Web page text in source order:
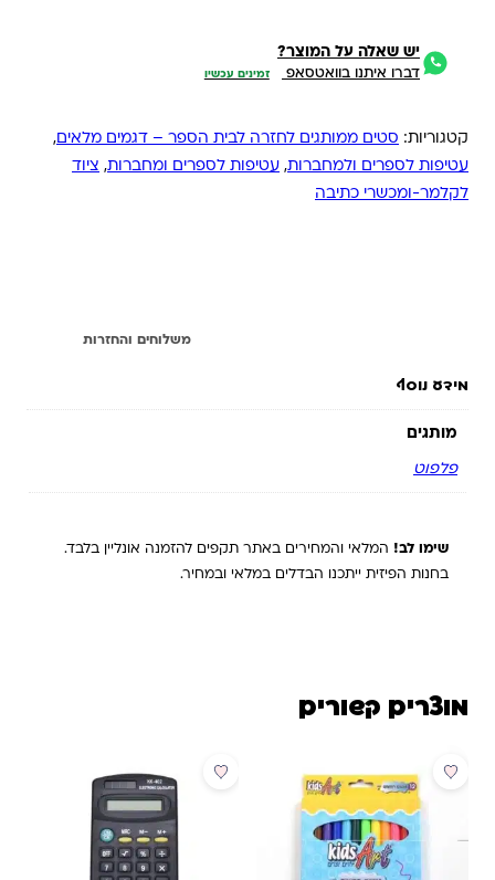
יש שאלה על המוצר?
דברו איתנו בוואטסאפ זמינים עכשיו
קטגוריות: סטים ממותגים לחזרה לבית הספר – דגמים מלאים,
עטיפות לספרים ולמחברות, עטיפות לספרים ומחברות, ציוד
לקלמר-ומכשרי כתיבה
משלוחים והחזרות
מידע נוסף
מותגים
פלפוט
שימו לב! המלאי והמחירים באתר תקפים להזמנה אונליין בלבד.
בחנות הפיזית ייתכנו הבדלים במלאי ובמחיר.
מוצרים קשורים
מבצע מבצע